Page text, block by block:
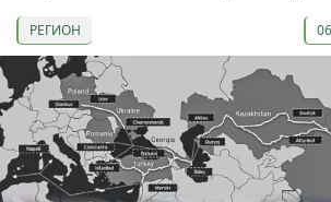
РЕГИОН